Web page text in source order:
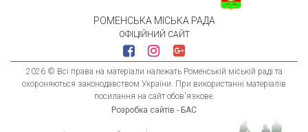
РОМЕНСЬКА МІСЬКА РАДА
ОФІЦІЙНИЙ САЙТ
2026 © Всі права на матеріали належать Роменській міській раді та
охороняються законодавством України. При використанні матеріалів
посилання на сайт обов'язкове.
Розробка сайтів - БАС